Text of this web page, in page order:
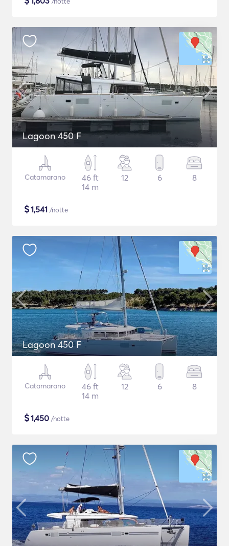
Lagoon 450 F
Catamarano
46 ft
14 m
12 6 8
$1,541 /notte
Lagoon 450 F
Catamarano
46 ft
14 m
12 6 8
$1,450 /notte